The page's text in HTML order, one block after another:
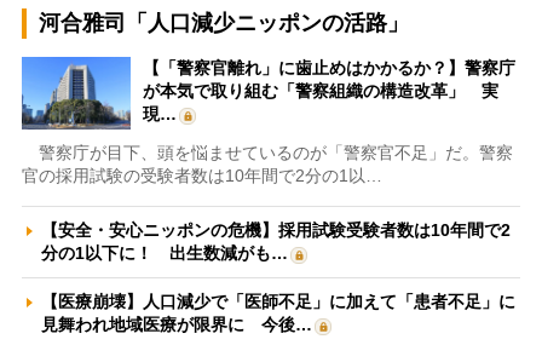
河合雅司「人口減少ニッポンの活路」
【「警察官離れ」に歯止めはかかるか？】警察庁
が本気で取り組む「警察組織の構造改革」 実
現…
警察庁が目下、頭を悩ませているのが「警察官不足」だ。警察
官の採用試験の受験者数は10年間で2分の1以…
【安全・安心ニッポンの危機】採用試験受験者数は10年間で2
分の1以下に！ 出生数減がも…
【医療崩壊】人口減少で「医師不足」に加えて「患者不足」に
見舞われ地域医療が限界に 今後…